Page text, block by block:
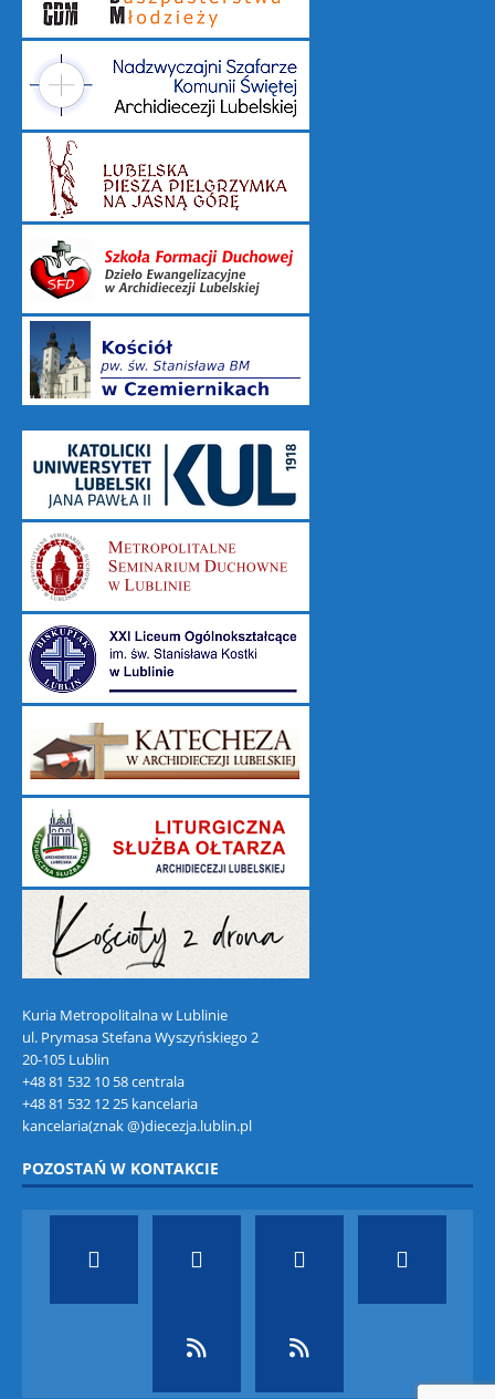
Kuria Metropolitalna w Lublinie
ul. Prymasa Stefana Wyszyńskiego 2
20-105 Lublin
+48 81 532 10 58 centrala
+48 81 532 12 25 kancelaria
kancelaria(znak @)diecezja.lublin.pl
POZOSTAŃ W KONTAKCIE